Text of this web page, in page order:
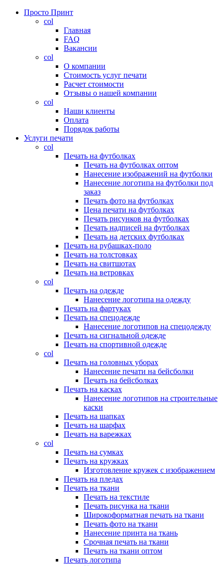
Просто Принт
col
Главная
FAQ
Вакансии
col
О компании
Стоимость услуг печати
Расчет стоимости
Отзывы о нашей компании
col
Наши клиенты
Оплата
Порядок работы
Услуги печати
col
Печать на футболках
Печать на футболках оптом
Нанесение изображений на футболки
Нанесение логотипа на футболки под
заказ
Печать фото на футболках
Цена печати на футболках
Печать рисунков на футболках
Печать надписей на футболках
Печать на детских футболках
Печать на рубашках-поло
Печать на толстовках
Печать на свитшотах
Печать на ветровках
col
Печать на одежде
Нанесение логотипа на одежду
Печать на фартуках
Печать на спецодежде
Нанесение логотипов на спецодежду
Печать на сигнальной одежде
Печать на спортивной одежде
col
Печать на головных уборах
Нанесение печати на бейсболки
Печать на бейсболках
Печать на касках
Нанесение логотипов на строительные
каски
Печать на шапках
Печать на шарфах
Печать на варежках
col
Печать на сумках
Печать на кружках
Изготовление кружек с изображением
Печать на пледах
Печать на ткани
Печать на текстиле
Печать рисунка на ткани
Широкоформатная печать на ткани
Печать фото на ткани
Нанесение принта на ткань
Срочная печать на ткани
Печать на ткани оптом
Печать логотипа